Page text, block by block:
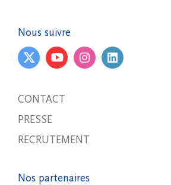
Nous suivre
CONTACT
PRESSE
RECRUTEMENT
Nos partenaires